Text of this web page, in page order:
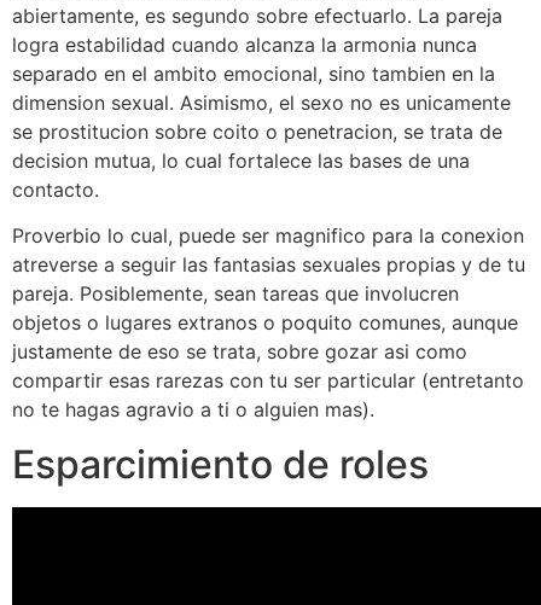
abiertamente, es segundo sobre efectuarlo. La pareja
logra estabilidad cuando alcanza la armonia nunca
separado en el ambito emocional, sino tambien en la
dimension sexual. Asimismo, el sexo no es unicamente
se prostitucion sobre coito o penetracion, se trata de
decision mutua, lo cual fortalece las bases de una
contacto.
Proverbio lo cual, puede ser magnifico para la conexion
atreverse a seguir las fantasias sexuales propias y de tu
pareja. Posiblemente, sean tareas que involucren
objetos o lugares extranos o poquito comunes, aunque
justamente de eso se trata, sobre gozar asi como
compartir esas rarezas con tu ser particular (entretanto
no te hagas agravio a ti o alguien mas).
Esparcimiento de roles